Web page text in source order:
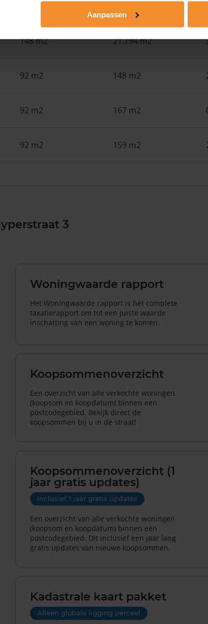
Aanpassen
87 m2
148 m2 21.194 m2
92 m2 148 m2
92 m2 167 m2
92 m2 159 m2
3
Woningwaarde rapport
Het Woningwaarde rapport is hét complete
taxatierapport om tot een juiste waarde
inschatting van een woning te komen.
Koopsommenoverzicht
Een overzicht van alle verkochte woningen
(koopsom en koopdatum) binnen een
postcodegebied. Bekijk direct de
koopsommen bij u in de straat!
Koopsommenoverzicht (1
jaar gratis updates)
Inclusief 1 jaar gratis updates
Een overzicht van alle verkochte woningen
(koopsom en koopdatum) binnen een
postcodegebied. Dit inclusief een jaar lang
gratis updates van nieuwe koopsommen.
Kadastrale kaart pakket
Alleen globale ligging perceel